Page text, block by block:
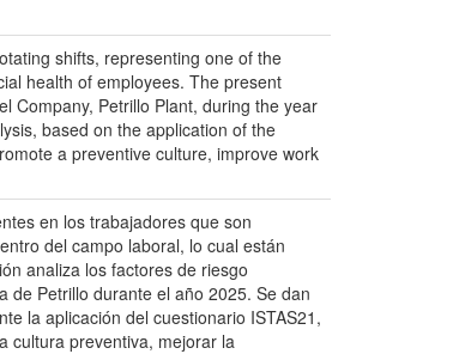
shifts, representing one of the
health of employees. The present
Company, Petrillo Plant, during the year
based on the application of the
a preventive culture, improve work
en los trabajadores que son
del campo laboral, lo cual están
analiza los factores de riesgo
de Petrillo durante el año 2025. Se dan
la aplicación del cuestionario ISTAS21,
cultura preventiva, mejorar la